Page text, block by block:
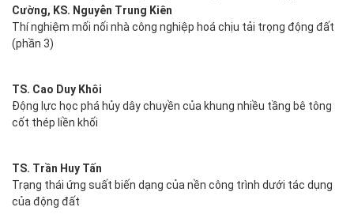
Cường, KS. Nguyễn Trung Kiên
Thí nghiệm mối nối nhà công nghiệp hoá chịu tải trọng động đất
(phần 3)
TS. Cao Duy Khôi
Động lực học phá hủy dây chuyền của khung nhiều tầng bê tông
cốt thép liền khối
TS. Trần Huy Tấn
Trạng thái ứng suất biến dạng của nền công trình dưới tác dụng
của động đất